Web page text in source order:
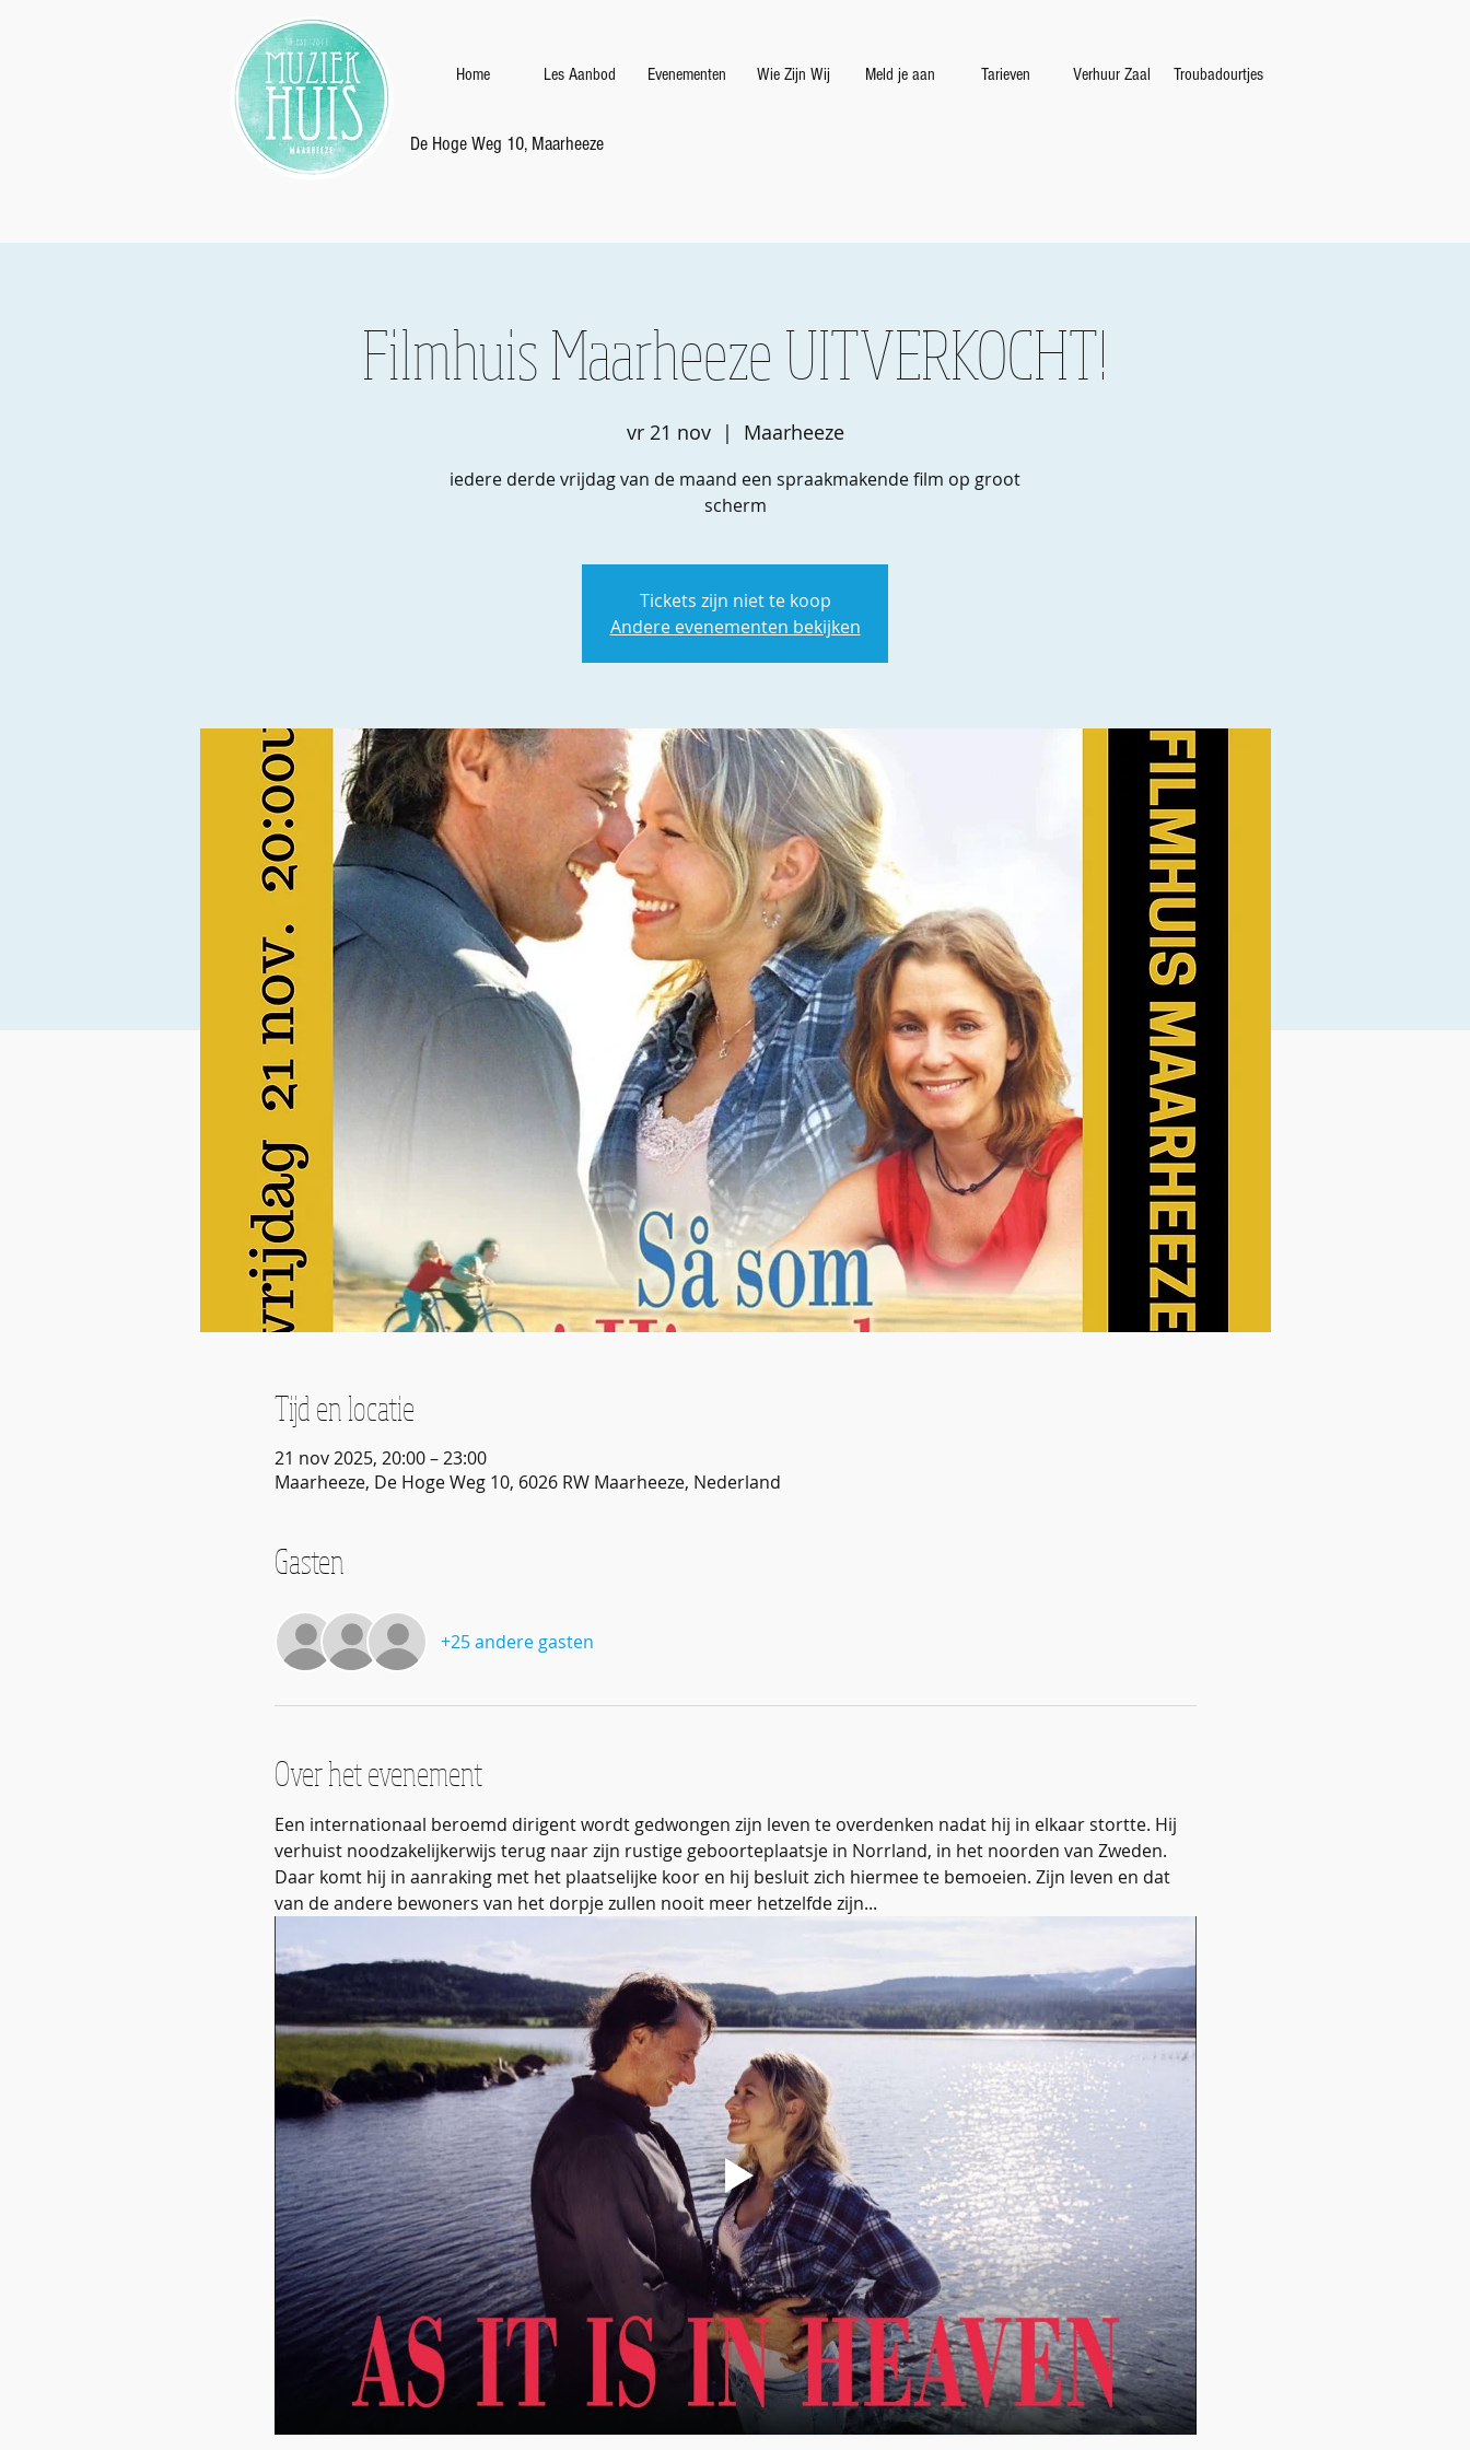
Home Les Aanbod Evenementen Wie Zijn Wij Meld je aan Tarieven Verhuur Zaal Troubadourtjes
De Hoge Weg 10, Maarheeze
Filmhuis Maarheeze UITVERKOCHT!
vr 21 nov
  |
Maarheeze
iedere derde vrijdag van de maand een spraakmakende film op groot
scherm
Tickets zijn niet te koop
Andere evenementen bekijken
Tijd en locatie
21 nov 2025, 20:00 – 23:00
Maarheeze, De Hoge Weg 10, 6026 RW Maarheeze, Nederland
Gasten
+25 andere gasten
Over het evenement
Een internationaal beroemd dirigent wordt gedwongen zijn leven te overdenken nadat hij in elkaar stortte. Hij
verhuist noodzakelijkerwijs terug naar zijn rustige geboorteplaatsje in Norrland, in het noorden van Zweden.
Daar komt hij in aanraking met het plaatselijke koor en hij besluit zich hiermee te bemoeien. Zijn leven en dat
van de andere bewoners van het dorpje zullen nooit meer hetzelfde zijn...